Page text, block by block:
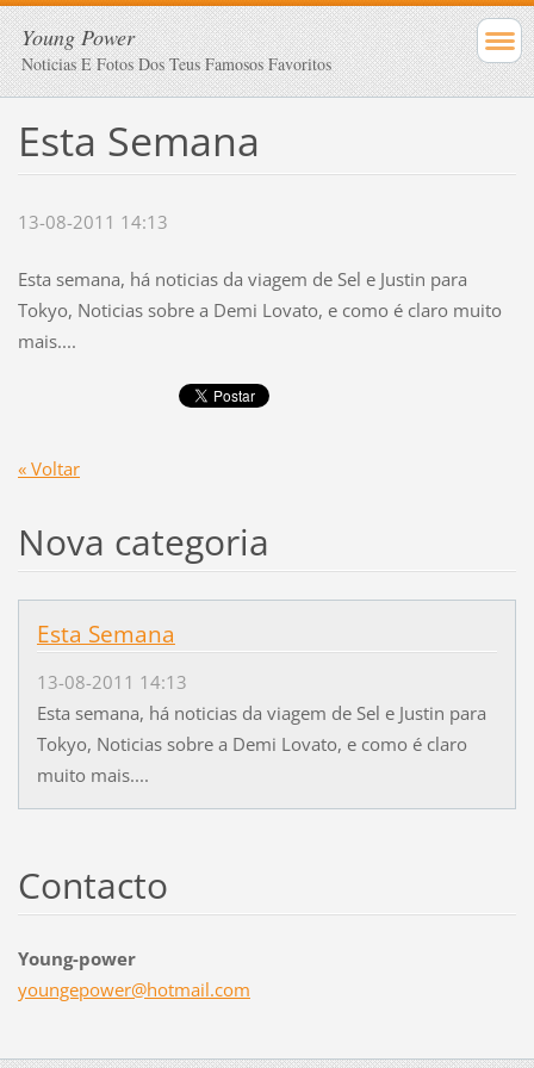
Young Power
Noticias E Fotos Dos Teus Famosos Favoritos
Esta Semana
13-08-2011 14:13
Esta semana, há noticias da viagem de Sel e Justin para
Tokyo, Noticias sobre a Demi Lovato, e como é claro muito
mais....
« Voltar
Nova categoria
Esta Semana
13-08-2011 14:13
Esta semana, há noticias da viagem de Sel e Justin para
Tokyo, Noticias sobre a Demi Lovato, e como é claro
muito mais....
Contacto
Young-power
youngepower@hotmail.com